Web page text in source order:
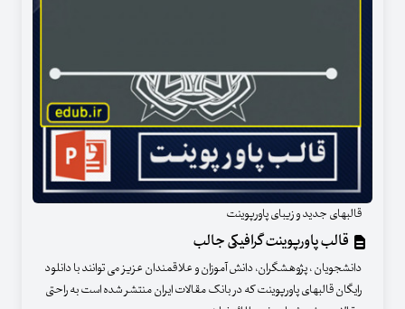
قالبهای جدید و زیبای پاورپوینت
قالب پاورپوینت گرافیکی جالب
دانشجویان ، پژوهشگران، دانش آموزان و علاقمندان عزیز می توانند با دانلود
رایگان قالبهای پاورپوینت که در بانک مقالات ایران منتشر شده است به راحتی